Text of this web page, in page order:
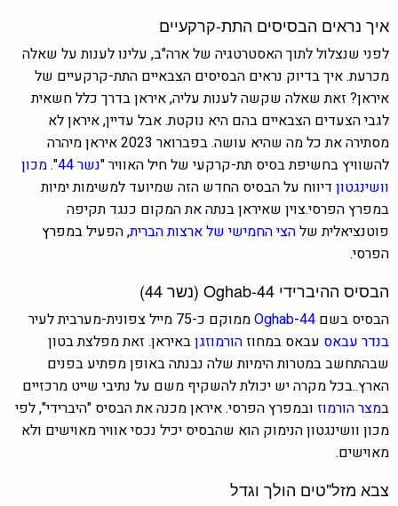
איך נראים הבסיסים התת-קרקעיים
לפני שנצלול לתוך האסטרטגיה של ארה"ב, עלינו לענות על שאלה
מכרעת. איך בדיוק נראים הבסיסים הצבאיים התת-קרקעיים של
איראן? זאת שאלה שקשה לענות עליה, איראן בדרך כלל חשאית
לגבי הצעדים הצבאיים בהם היא נוקטת. אבל עדיין, איראן לא
מסתירה את כל מה שהיא עושה. בפברואר 2023 איראן מיהרה
להשוויץ בחשיפת בסיס תת-קרקעי של חיל האוויר "נשר 44 ".מכון
וושינגטוןדיווח על הבסיס החדש הזה שמיועד למשימות ימיות
במפרץ הפרסי.צוין שאיראן בנתה את המקום כנגד תקיפה
פוטנציאלית שלהצי החמישי של ארצות הברית, הפעילבמפרץ
הפרסי.
הבסיס ההיברידיOghab-44(נשר 44)
הבסיס בשםOghab-44ממוקם כ-75 מייל צפונית-מערבית
לעיר
בנדר עבאס עבאס במחוזהורמוזגןבאיראן. זאת מפלצת בטון
שבהתחשב במטרות הימיות שלה נבנתה באופן מפתיע בפנים
הארץ..בכל מקרה יש יכולת להשקיף משם על נתיבי שייט מרכזיים
מצר הורמוז ובמפרץ הפרסי. איראן מכנה את הבסיס "היברידי", לפי
מכון וושינגטון הנימוק הוא שהבסיס יכיל נכסי אוויר מאוישים ולא
מאוישים.
צבא מזל"טים הולך וגדל